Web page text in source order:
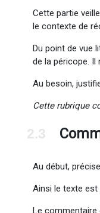
Cette partie
le contexte de
Du point de vue
de la péricope.
Au besoin,
Cette rubrique
2.3
Au début,
Ainsi le texte est
Le commentaire